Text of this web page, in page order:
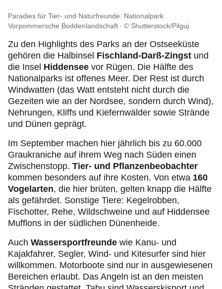
Paradies für Tier- und Naturfreunde: Nationalpark
Vorpommersche Boddenlandschaft
© Shutterstock/Pilguj
Zu den Highlights des Parks an der Ostseeküste
gehören die Halbinsel Fischland-Darß-Zingst und
die Insel Hiddensee vor Rügen. Die Hälfte des
Nationalparks ist offenes Meer. Der Rest ist durch
Windwatten (das Watt entsteht nicht durch die
Gezeiten wie an der Nordsee, sondern durch Wind),
Nehrungen, Kliffs und Kiefernwälder sowie Strände
und Dünen geprägt.
Im September machen hier jährlich bis zu 60.000
Graukraniche auf ihrem Weg nach Süden einen
Zwischenstopp. Tier- und Pflanzenbeobachter
kommen besonders auf ihre Kosten. Von etwa 160
Vogelarten, die hier brüten, gelten knapp die Hälfte
als gefährdet. Sonstige Tiere: Kegelrobben,
Fischotter, Rehe, Wildschweine und auf Hiddensee
Mufflons in der südlichen Dünenheide.
Auch Wassersportfreunde wie Kanu- und
Kajakfahrer, Segler, Wind- und Kitesurfer sind hier
willkommen. Motorboote sind nur in ausgewiesenen
Bereichen erlaubt. Das Angeln ist an den meisten